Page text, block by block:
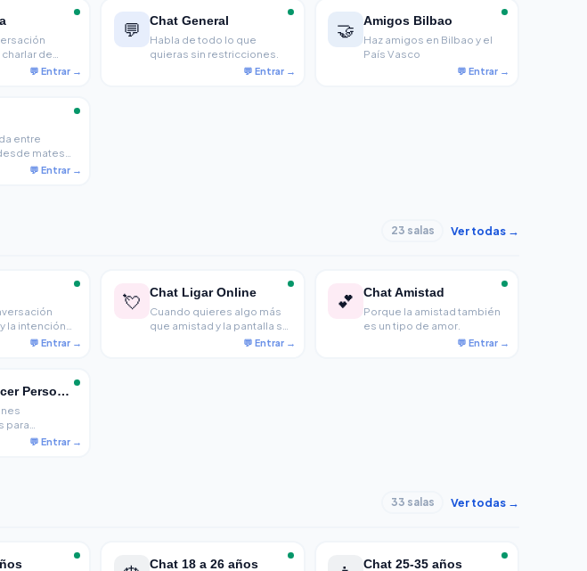
de
nueva.
💬
Chat General
Habla de todo lo que
quieras sin restricciones.
🤝
Amigos Bilbao
Haz amigos en Bilbao y el
País Vasco
entre
mates
sin rollos ni
23 salas Ver todas →
la intención
los que
💘
Chat Ligar Online
Cuando quieres algo más
que amistad y la pantalla se
convierte en el primer
💕
Chat Amistad
Porque la amistad también
es un tipo de amor.
Chat Conocer Personas
para
gente nueva,
33 salas Ver todas →
Chat 18 a 26 años
Chat 25-35 años